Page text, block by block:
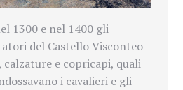
1300 e nel 1400 gli
del Castello Visconteo
calzature e copricapi, quali
i cavalieri e gli